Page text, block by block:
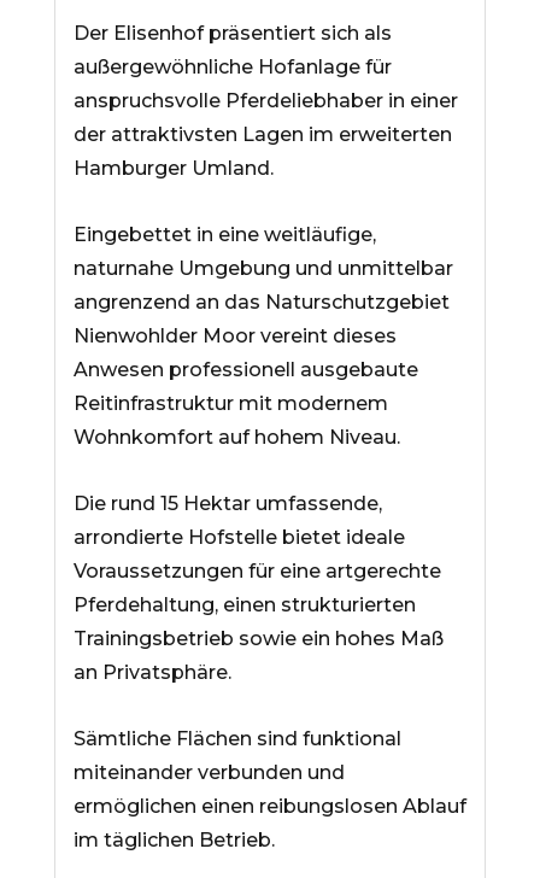
Der Elisenhof präsentiert sich als
außergewöhnliche Hofanlage für
anspruchsvolle Pferdeliebhaber in einer
der attraktivsten Lagen im erweiterten
Hamburger Umland.
Eingebettet in eine weitläufige,
naturnahe Umgebung und unmittelbar
angrenzend an das Naturschutzgebiet
Nienwohlder Moor vereint dieses
Anwesen professionell ausgebaute
Reitinfrastruktur mit modernem
Wohnkomfort auf hohem Niveau.
Die rund 15 Hektar umfassende,
arrondierte Hofstelle bietet ideale
Voraussetzungen für eine artgerechte
Pferdehaltung, einen strukturierten
Trainingsbetrieb sowie ein hohes Maß
an Privatsphäre.
Sämtliche Flächen sind funktional
miteinander verbunden und
ermöglichen einen reibungslosen Ablauf
im täglichen Betrieb.